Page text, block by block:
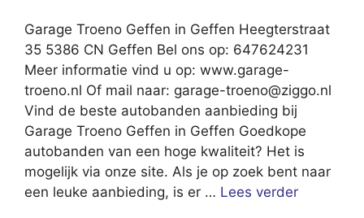
Garage Troeno Geffen in Geffen Heegterstraat
35 5386 CN Geffen Bel ons op: 647624231
Meer informatie vind u op: www.garage-
troeno.nl Of mail naar: garage-troeno@ziggo.nl
Vind de beste autobanden aanbieding bij
Garage Troeno Geffen in Geffen Goedkope
autobanden van een hoge kwaliteit? Het is
mogelijk via onze site. Als je op zoek bent naar
een leuke aanbieding, is er … Lees verder